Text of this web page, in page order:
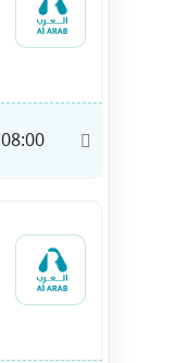
08:00 AM